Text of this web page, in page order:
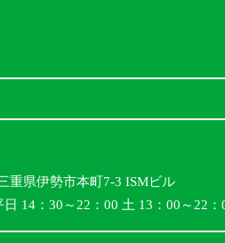
重県伊勢市本町7-3 ISMビル
日 14：30～22：00 土 13：00～22：